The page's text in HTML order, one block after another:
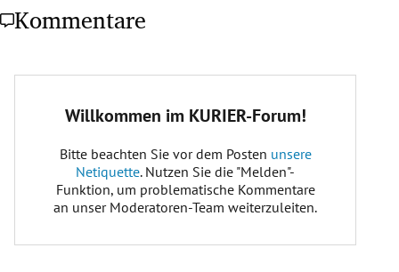
Kommentare